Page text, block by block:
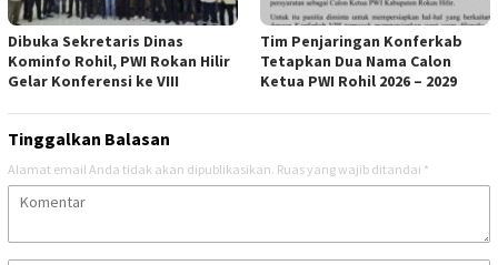
Dibuka Sekretaris Dinas
Kominfo Rohil, PWI Rokan Hilir
Gelar Konferensi ke VIII
Tim Penjaringan Konferkab
Tetapkan Dua Nama Calon
Ketua PWI Rohil 2026 – 2029
Tinggalkan Balasan
Alamat email Anda tidak akan dipublikasikan. Ruas yang wajib ditandai *